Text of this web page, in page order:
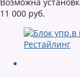
11 000 руб.